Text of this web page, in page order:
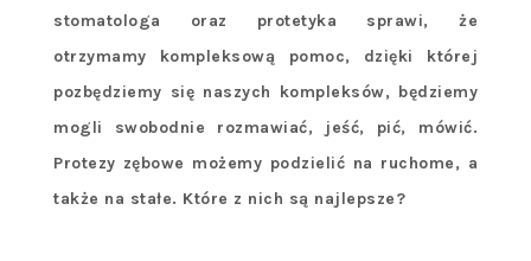
stomatologa oraz protetyka sprawi, że
otrzymamy kompleksową pomoc, dzięki której
pozbędziemy się naszych kompleksów, będziemy
mogli swobodnie rozmawiać, jeść, pić, mówić.
Protezy zębowe możemy podzielić na ruchome, a
także na stałe. Które z nich są najlepsze?